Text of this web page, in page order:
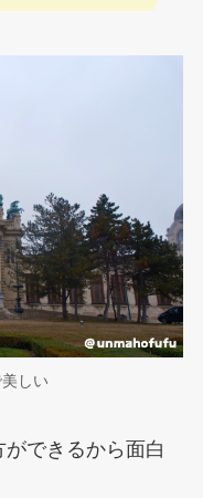
しい
できるから面白